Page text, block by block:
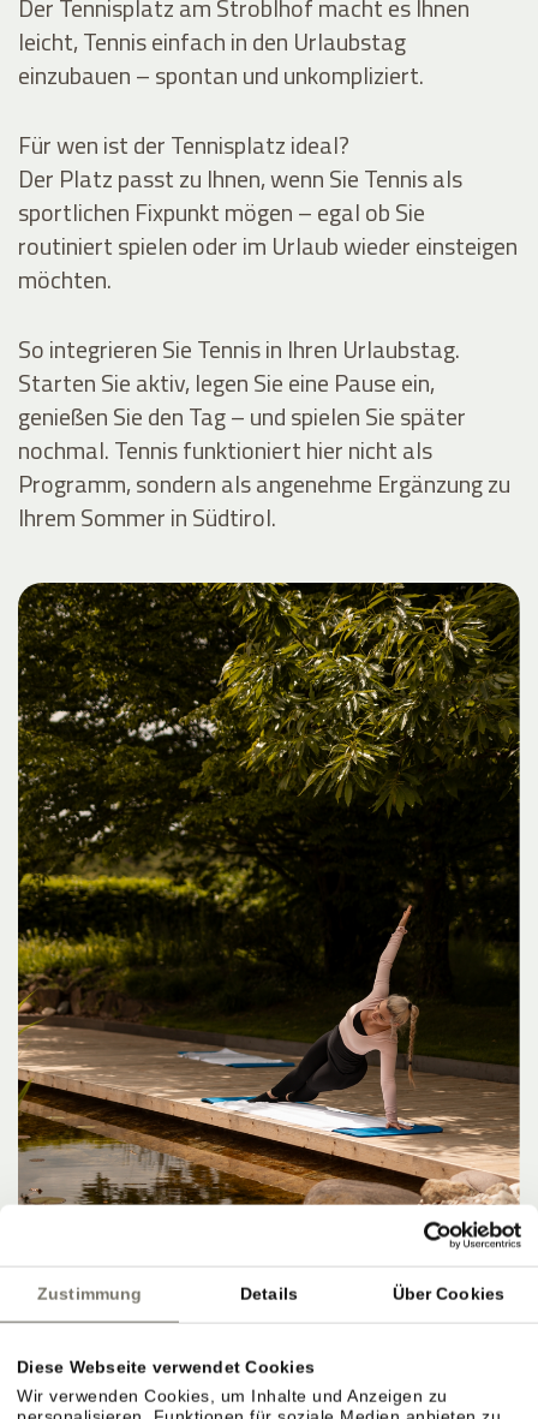
Zustimmung Details Über Cookies
Diese Webseite verwendet Cookies
Wir verwenden Cookies, um Inhalte und Anzeigen zu
Der Tennisplatz am Stroblhof macht es Ihnen
leicht, Tennis einfach in den Urlaubstag
einzubauen – spontan und unkompliziert.
Für wen ist der Tennisplatz ideal?
Der Platz passt zu Ihnen, wenn Sie Tennis als
sportlichen Fixpunkt mögen – egal ob Sie
routiniert spielen oder im Urlaub wieder einsteigen
möchten.
So integrieren Sie Tennis in Ihren Urlaubstag.
Starten Sie aktiv, legen Sie eine Pause ein,
genießen Sie den Tag – und spielen Sie später
nochmal. Tennis funktioniert hier nicht als
Programm, sondern als angenehme Ergänzung zu
Ihrem Sommer in Südtirol.